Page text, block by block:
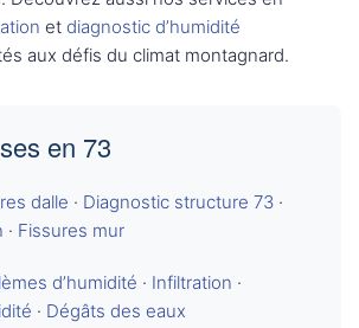
et diagnostic d’humidité
aux défis du climat montagnard.
en 73
dalle · Diagnostic structure 73 ·
· Fissures mur
d’humidité · Infiltration ·
· Dégâts des eaux